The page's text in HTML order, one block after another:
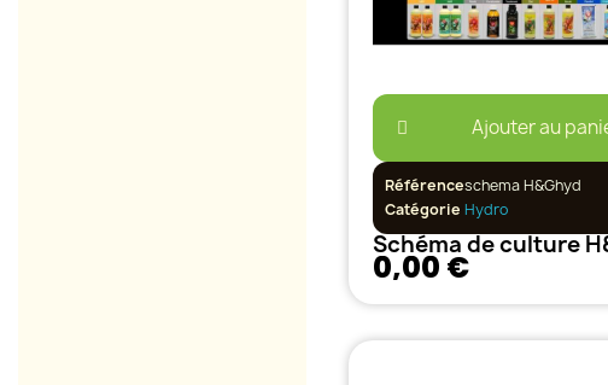
Ajouter au
Référenceschema H&Ghyd
Catégorie Hydro
0,00 €